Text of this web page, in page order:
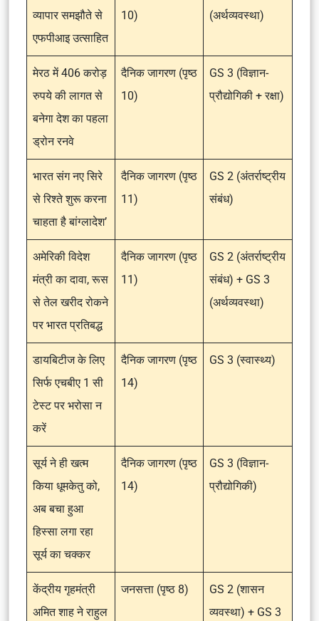
व्यापार समझौते से
एफपीआइ उत्साहित
10)
(अर्थव्यवस्था)
मेरठ में 406 करोड़
रुपये की लागत से
बनेगा देश का पहला
ड्रोन रनवे
दैनिक जागरण (पृष्ठ
10)
GS 3 (विज्ञान-
प्रौद्योगिकी + रक्षा)
भारत संग नए सिरे
से रिश्ते शुरू करना
चाहता है बांग्लादेश’
दैनिक जागरण (पृष्ठ
11)
GS 2 (अंतर्राष्ट्रीय
संबंध)
अमेरिकी विदेश
मंत्री का दावा, रूस
से तेल खरीद रोकने
पर भारत प्रतिबद्ध
दैनिक जागरण (पृष्ठ
11)
GS 2 (अंतर्राष्ट्रीय
संबंध) + GS 3
(अर्थव्यवस्था)
डायबिटीज के लिए
सिर्फ एचबीए 1 सी
टेस्ट पर भरोसा न
करें
दैनिक जागरण (पृष्ठ
14)
GS 3 (स्वास्थ्य)
सूर्य ने ही खत्म
किया धूमकेतु को,
अब बचा हुआ
हिस्सा लगा रहा
सूर्य का चक्कर
दैनिक जागरण (पृष्ठ
14)
GS 3 (विज्ञान-
प्रौद्योगिकी)
केंद्रीय गृहमंत्री
अमित शाह ने राहुल
जनसत्ता (पृष्ठ 8)
GS 2 (शासन
व्यवस्था) + GS 3